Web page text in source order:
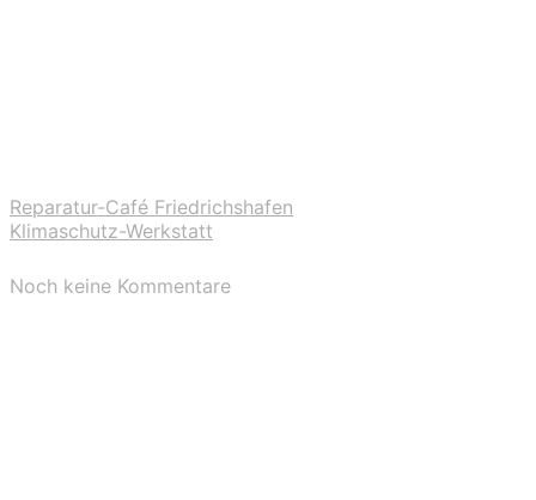
Reparatur-Café Friedrichshafen
Klimaschutz-Werkstatt
Noch keine Kommentare